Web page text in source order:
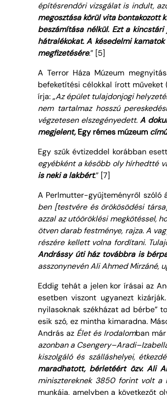
építésrendőri vizsgálat is indult,
megosztása körül vita bontakozott
beszámítása nélkül. Ezt a
hátralékokat. A késedelmi
megfizetésére.” [5]
A Terror Háza Múzeum
befeketítési célokkal írott
írja: „Az épület tulajdonjogi
nem tartalmaz hosszú
végzetesen elszegényedett. A
megjelent,Egy rémes múzeum
Egy szűk évtizeddel korábban
egyébként a később oly hírhedtté
is neki alakbért.” [7]
A Perlmutter-gyűjteményről szóló
ben [testvére és örökösödési
azzal az utóöröklési megkötéssel,
ötven darab festménye, rajza. A
részére kellett volna fordítani.
Andrássy úti ház továbbra is
asszonynevén Ali Ahmed Mirzáné,
Eddig tehát a jelen kor írásai az
esetben viszont ugyanezt
nyilasoknak székházat ad bérbe”
esik szó, ez mintha kimaradna.
András az Élet és Irodalomban
azonban a
kiszolgáló és szálláshelyei,
maradhatott, bérletéért özv.Ali
minisztereknek 3850 forint volt a
munkája, amelyben a következőt